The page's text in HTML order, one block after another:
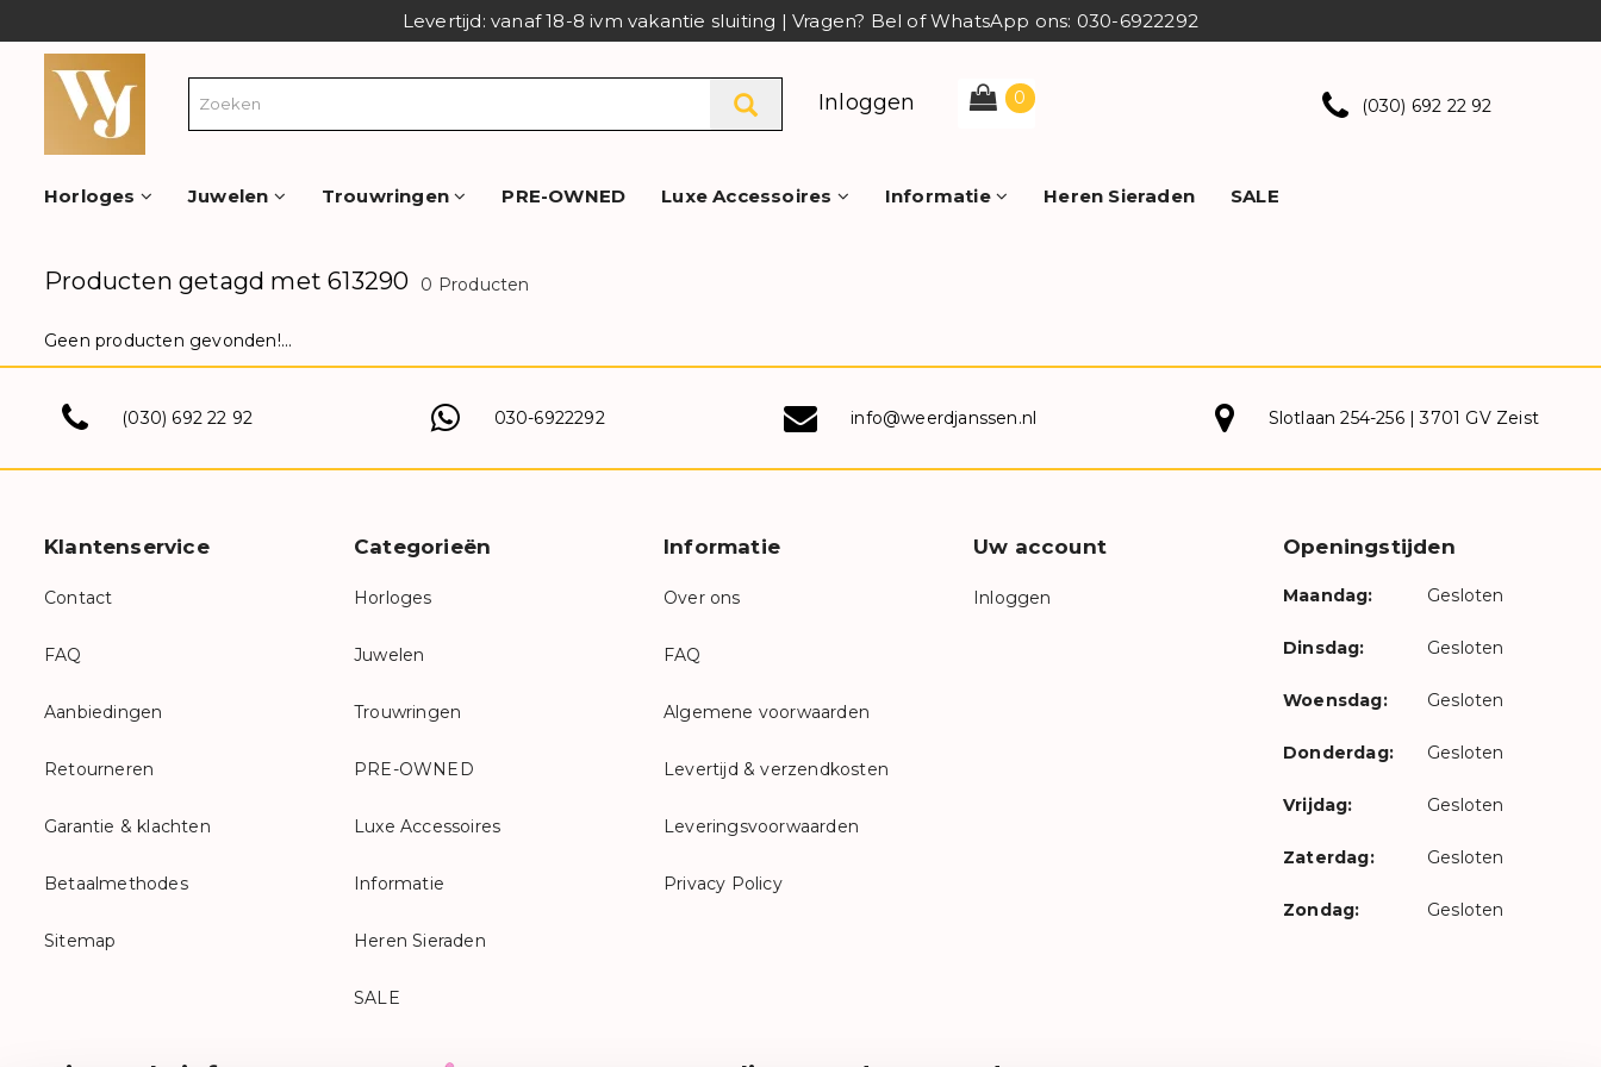
Levertijd: vanaf 18-8 ivm vakantie sluiting | Vragen? Bel of WhatsApp ons: 030-6922292
Inloggen 0 (030) 692 22 92
Horloges Juwelen Trouwringen PRE-OWNED Luxe Accessoires Informatie Heren Sieraden SALE
Producten getagd met 613290 0 Producten
Geen producten gevonden!...
(030) 692 22 92 030-6922292 info@weerdjanssen.nl Slotlaan 254-256 | 3701 GV Zeist
Klantenservice
Contact
FAQ
Aanbiedingen
Retourneren
Garantie & klachten
Betaalmethodes
Sitemap
Categorieën
Horloges
Juwelen
Trouwringen
PRE-OWNED
Luxe Accessoires
Informatie
Heren Sieraden
SALE
Informatie
Over ons
FAQ
Algemene voorwaarden
Levertijd & verzendkosten
Leveringsvoorwaarden
Privacy Policy
Uw account
Inloggen
Openingstijden
Maandag: Gesloten
Dinsdag: Gesloten
Woensdag: Gesloten
Donderdag: Gesloten
Vrijdag: Gesloten
Zaterdag: Gesloten
Zondag: Gesloten